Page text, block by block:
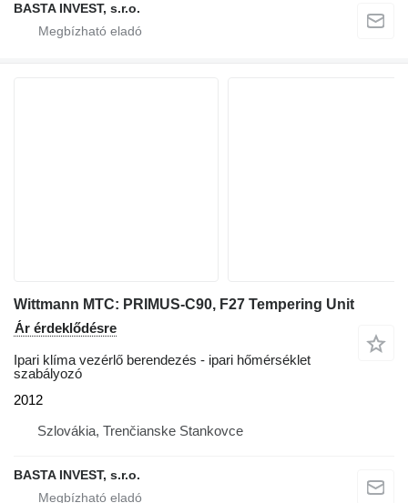
BASTA INVEST, s.r.o.
Wittmann MTC: PRIMUS-C90, F27 Tempering Unit
Ár érdeklődésre
Ipari klíma vezérlő berendezés - ipari hőmérséklet
szabályozó
2012
Szlovákia, Trenčianske Stankovce
BASTA INVEST, s.r.o.